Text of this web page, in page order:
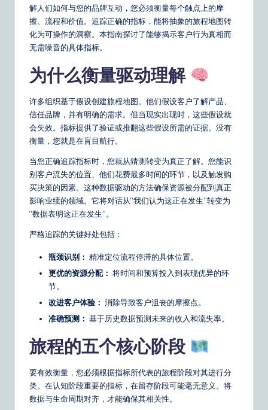
Y
o
D
ai
ly
G
o
A
&
解人们如何与您的品牌互动，您必须衡量每个触点上的摩
擦、流程和价值。追踪正确的指标，能将抽象的旅程地图转
化为可操作的洞察。本指南探讨了能够揭示客户行为真相而
无需噪音的具体指标。
为什么衡量驱动理解
许多组织基于假设创建旅程地图。他们假设客户了解产品、
信任品牌，并有明确的需求。但当现实出现时，这些假设就
会失效。指标提供了验证或推翻这些假设所需的证据。没有
衡量，您就是在盲目航行。
当您正确追踪指标时，您就从猜测转变为真正了解。您能识
别客户流失的位置、他们花费最多时间的环节，以及触发购
买决策的因素。这种数据驱动的方法确保资源被分配到真正
影响业绩的领域。它将对话从“我们认为这正在发生”转变为
“数据表明这正在发生”。
严格追踪的关键好处包括：
瓶颈识别： 精准定位流程停滞的具体位置。
更优的资源分配： 将时间和预算投入到表现优异的环
节。
改进客户体验： 消除导致客户沮丧的摩擦点。
准确预测： 基于历史数据预测未来的收入和流失率。
旅程的五个核心阶段
要有效衡量，您必须根据指标所代表的旅程阶段对其进行分
类。在认知阶段重要的指标，在留存阶段可能毫无意义。将
数据与生命周期对齐，才能确保其相关性。